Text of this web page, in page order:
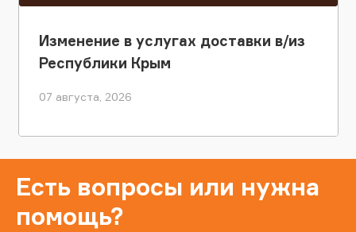
Изменение в услугах доставки в/из
Республики Крым
07 августа, 2026
Есть вопросы или нужна
помощь?